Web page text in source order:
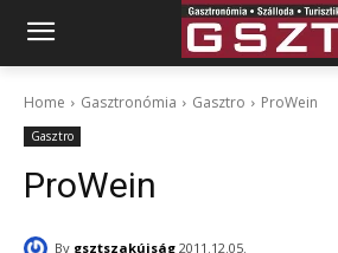
Home Gasztronómia Gasztro ProWein
Gasztro
ProWein
By gsztszakújság 2011.12.05.